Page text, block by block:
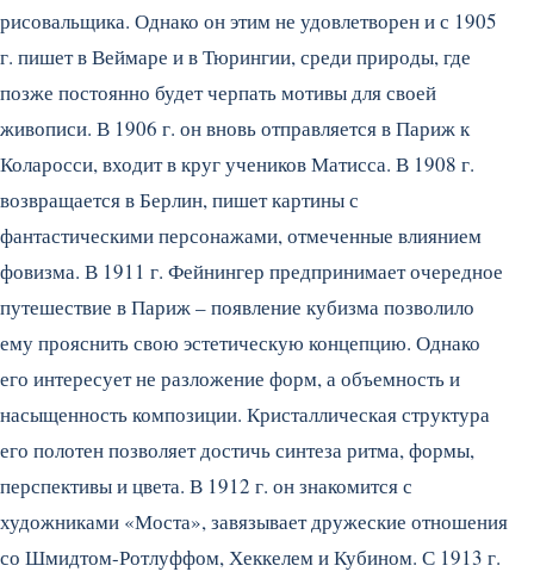
рисовальщика. Однако он этим не удовлетворен и с 1905
г. пишет в Веймаре и в Тюрингии, среди природы, где
позже постоянно будет черпать мотивы для своей
живописи. В 1906 г. он вновь отправляется в Париж к
Коларосси, входит в круг учеников Матисса. В 1908 г.
возвращается в Берлин, пишет картины с
фантастическими персонажами, отмеченные влиянием
фовизма. В 1911 г. Фейнингер предпринимает очередное
путешествие в Париж – появление кубизма позволило
ему прояснить свою эстетическую концепцию. Однако
его интересует не разложение форм, а объемность и
насыщенность композиции. Кристаллическая структура
его полотен позволяет достичь синтеза ритма, формы,
перспективы и цвета. В 1912 г. он знакомится с
художниками «Моста», завязывает дружеские отношения
со Шмидтом-Ротлуффом, Хеккелем и Кубином. С 1913 г.